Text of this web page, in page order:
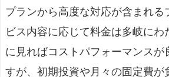
プランから高度な対応が含まれる
ビス内容に応じて料金は多岐にわ
に見ればコストパフォーマンスが
すが、初期投資や月々の固定費が